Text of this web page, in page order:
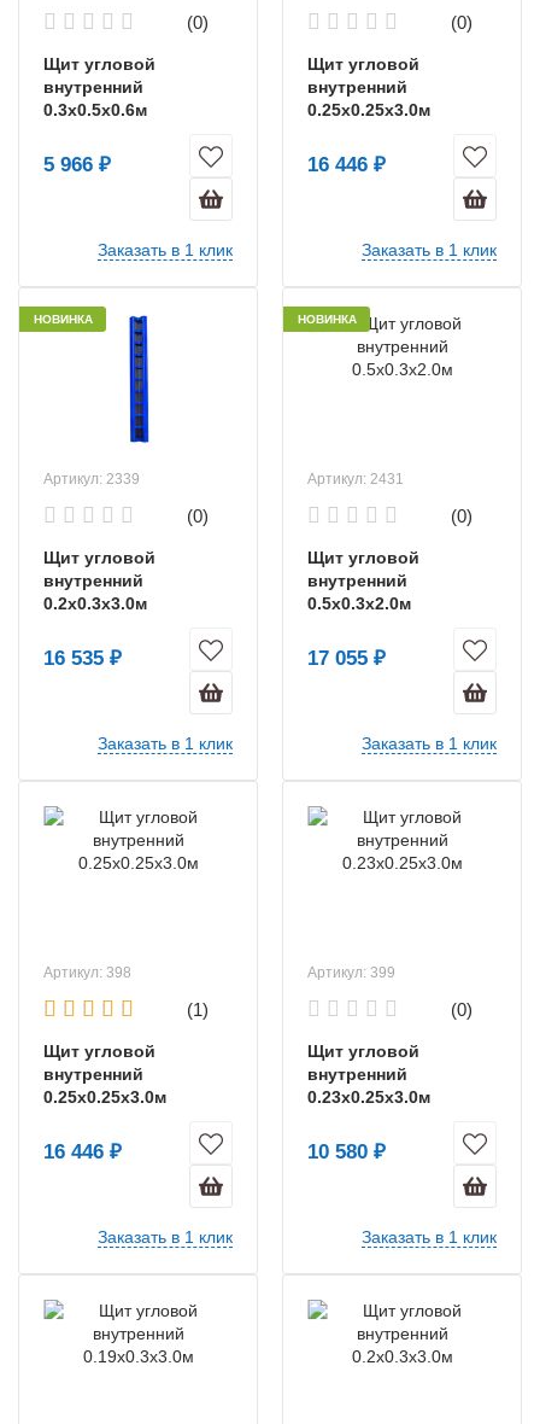
(0)
Щит угловой
внутренний
0.3х0.5х0.6м
5 966 ₽
Заказать в 1 клик
(0)
Щит угловой
внутренний
0.25x0.25x3.0м
16 446 ₽
Заказать в 1 клик
НОВИНКА
Артикул: 2339
(0)
Щит угловой
внутренний
0.2x0.3x3.0м
16 535 ₽
Заказать в 1 клик
НОВИНКА
Артикул: 2431
(0)
Щит угловой
внутренний
0.5x0.3x2.0м
17 055 ₽
Заказать в 1 клик
Артикул: 398
(1)
Щит угловой
внутренний
0.25х0.25х3.0м
16 446 ₽
Заказать в 1 клик
Артикул: 399
(0)
Щит угловой
внутренний
0.23х0.25х3.0м
10 580 ₽
Заказать в 1 клик